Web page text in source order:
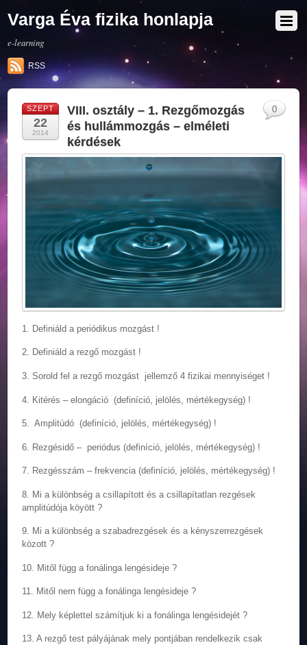
Varga Éva fizika honlapja
e-learning
RSS
SZEPT
22
2014
VIII. osztály – 1. Rezgőmozgás
és hullámmozgás – elméleti
kérdések
1. Definiáld a periódikus mozgást !
2. Definiáld a rezgő mozgást !
3. Sorold fel a rezgő mozgást jellemző 4 fizikai mennyiséget !
4. Kitérés – elongáció (definíció, jelölés, mértékegység) !
5. Amplitúdó (definíció, jelölés, mértékegység) !
6. Rezgésidő – periódus (definíció, jelölés, mértékegység) !
7. Rezgésszám – frekvencia (definíció, jelölés, mértékegység) !
8. Mi a különbség a csillapított és a csillapítatlan rezgések
amplitúdója köyött ?
9. Mi a különbség a szabadrezgések és a kényszerrezgések
közott ?
10. Mitől függ a fonálinga lengésideje ?
11. Mitől nem függ a fonálinga lengésideje ?
12. Mely képlettel számítjuk ki a fonálinga lengésidejét ?
13. A rezgő test pályájának mely pontjában rendelkezik csak
0